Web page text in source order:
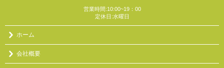
営業時間:10:00~19：00
定休日:水曜日
ホーム
会社概要